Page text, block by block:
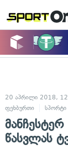
20 აპრილი 2018,
ფეხბურთი
სპორტი
მანჩესტერ
წასვლას